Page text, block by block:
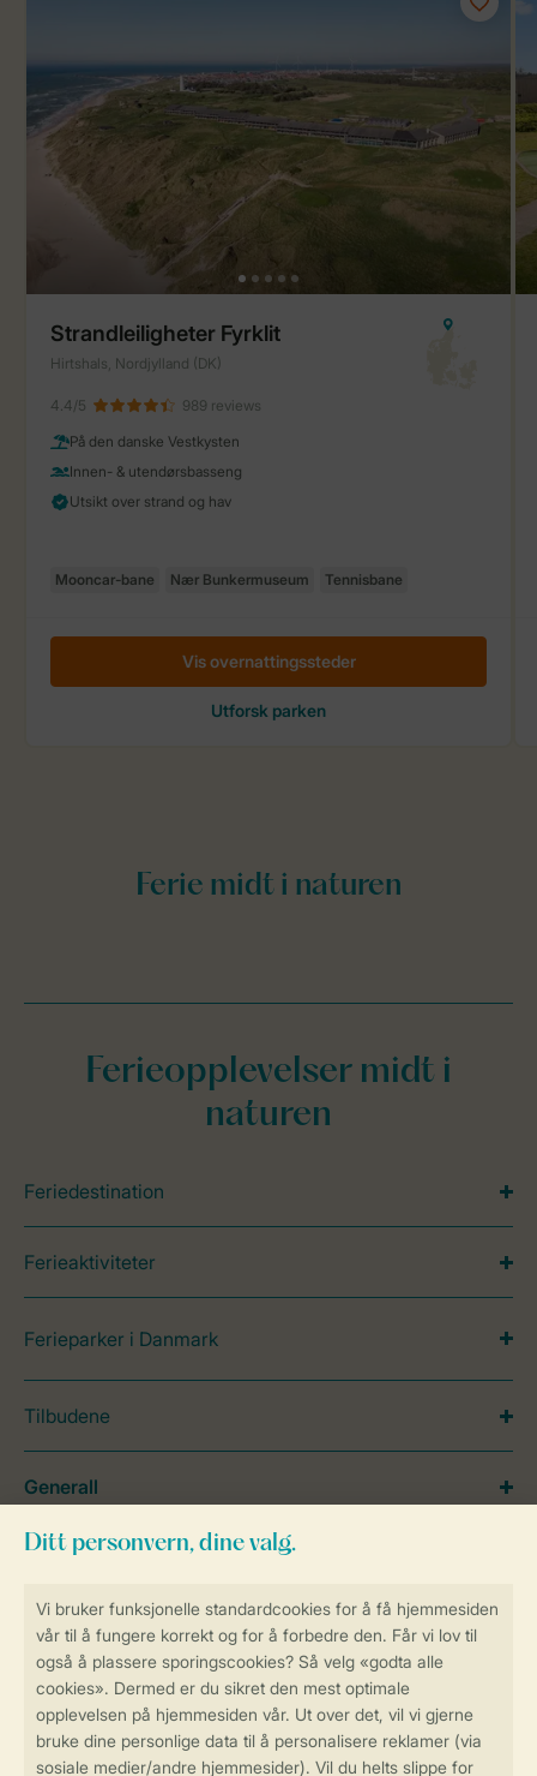
Sikker og rask online booking
Sikker datahåndtering
Ferieopplevelser midt i
naturen
Feriedestination
Ferieaktiviteter
Ferieparker i Danmark
Tilbudene
Generall
Service
Betalingsmuligheder